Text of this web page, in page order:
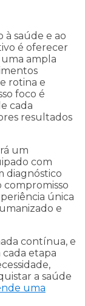
à saúde e ao
é oferecer
ampla
rotina e
foco é
cada
resultados
um
com
diagnóstico
compromisso
única
e
contínua, e
etapa
a saúde
uma